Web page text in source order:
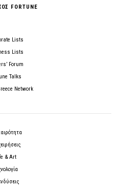
FORTUNE
Lists
Lists
Forum
Talks
Network
& Art